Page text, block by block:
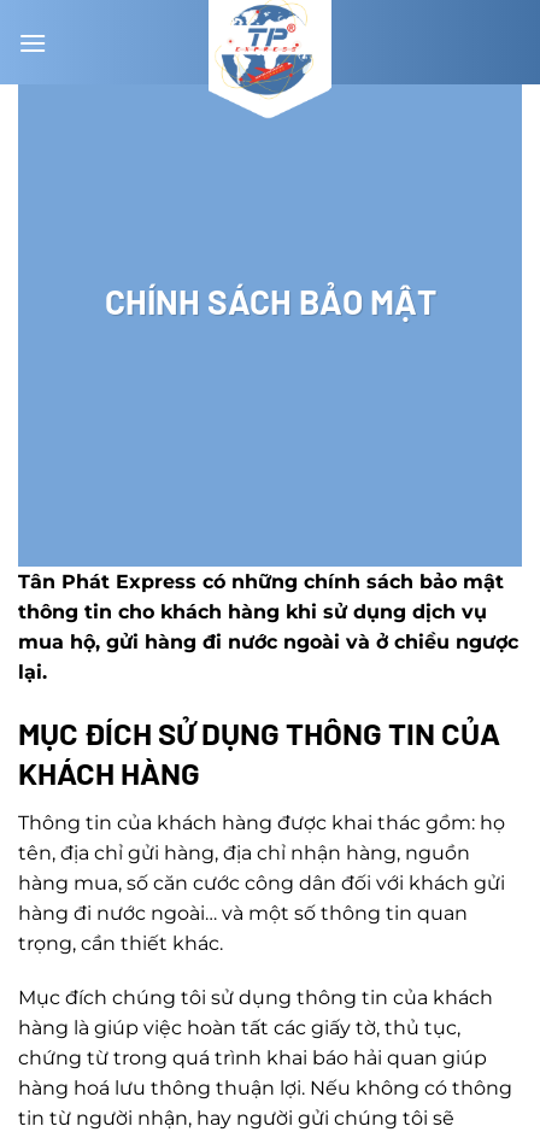
đến
CHÍNH SÁCH BẢO MẬT
Tân Phát Express có những chính sách bảo mật
thông tin cho khách hàng khi sử dụng dịch vụ
mua hộ, gửi hàng đi nước ngoài và ở chiều ngược
lại.
MỤC ĐÍCH SỬ DỤNG THÔNG TIN CỦA
KHÁCH HÀNG
Thông tin của khách hàng được khai thác gồm: họ
tên, địa chỉ gửi hàng, địa chỉ nhận hàng, nguồn
hàng mua, số căn cước công dân đối với khách gửi
hàng đi nước ngoài… và một số thông tin quan
trọng, cần thiết khác.
Mục đích chúng tôi sử dụng thông tin của khách
hàng là giúp việc hoàn tất các giấy tờ, thủ tục,
chứng từ trong quá trình khai báo hải quan giúp
hàng hoá lưu thông thuận lợi. Nếu không có thông
tin từ người nhận, hay người gửi chúng tôi sẽ